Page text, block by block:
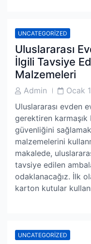
UNCATEGORIZED
Uluslararası
İlgili Tavsiye
Malzemeleri
PostAdmin
PostOcak
Uluslararası evden
gerektiren karmaşık
güvenliğini
malzemelerini
makalede,
tavsiye edilen
odaklanacağız. İlk
karton kutular
UNCATEGORIZED